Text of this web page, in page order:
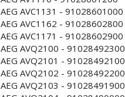
AEG AVC1131 - 91028601000
AEG AVC1162 - 91028602800
AEG AVC1171 - 91028602900
AEG AVQ2100 - 91028492300
AEG AVQ2101 - 91028492100
AEG AVQ2102 - 91028492200
AEG AVQ2103 - 91028491900